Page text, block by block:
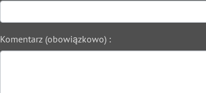
Komentarz (obowiązkowo) :